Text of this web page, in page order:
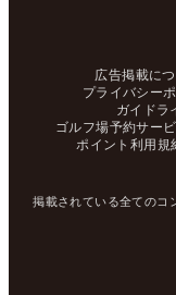
広告掲載に
プライバシー
ガイドラ
ゴルフ場予約サー
ポイント利用規
掲載されている全てのコ